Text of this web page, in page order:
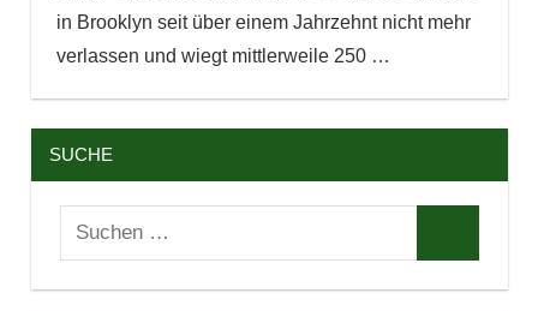
in Brooklyn seit über einem Jahrzehnt nicht mehr
verlassen und wiegt mittlerweile 250 …
SUCHE
Suchen